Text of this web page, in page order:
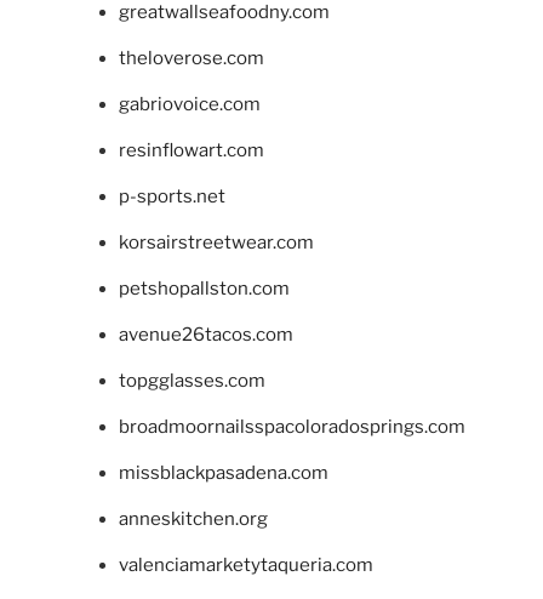
greatwallseafoodny.com
theloverose.com
gabriovoice.com
resinflowart.com
p-sports.net
korsairstreetwear.com
petshopallston.com
avenue26tacos.com
topgglasses.com
broadmoornailsspacoloradosprings.com
missblackpasadena.com
anneskitchen.org
valenciamarketytaqueria.com